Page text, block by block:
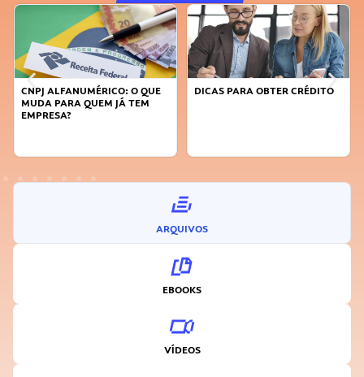
CNPJ ALFANUMÉRICO: O QUE
MUDA PARA QUEM JÁ TEM
EMPRESA?
DICAS PARA OBTER CRÉDITO
ARQUIVOS
EBOOKS
VÍDEOS